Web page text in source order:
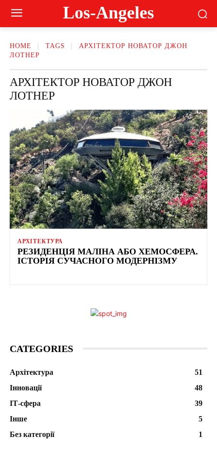
Los-Angeles
HOME TAGS
АРХІТЕКТОР НОВАТОР ДЖОН
ЛОТНЕР
АРХІТЕКТОР НОВАТОР ДЖОН
ЛОТНЕР
АРХІТЕКТУРА
РЕЗИДЕНЦІЯ МАЛІНА АБО ХЕМОСФЕРА.
ІСТОРІЯ СУЧАСНОГО МОДЕРНІЗМУ
CATEGORIES
Архітектура
51
Інновації
48
ІТ-сфера
39
Інше
5
Без категорії
1